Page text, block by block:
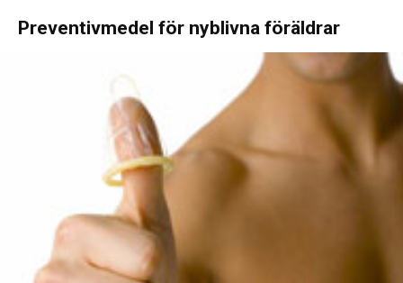
Preventivmedel för nyblivna föräldrar